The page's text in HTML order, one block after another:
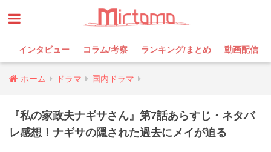
インタビュー コラム/考察 ランキング/まとめ 動画配信
ホーム ドラマ 国内ドラマ
『私の家政夫ナギサさん』第7話あらすじ・ネタバ
レ感想！ナギサの隠された過去にメイが迫る